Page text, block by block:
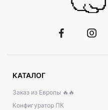
КАТАЛОГ
Заказ из Европы 🔥🔥
Конфигуратор ПК